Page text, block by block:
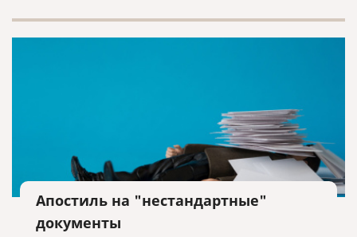
Апостиль на "нестандартные"
документы